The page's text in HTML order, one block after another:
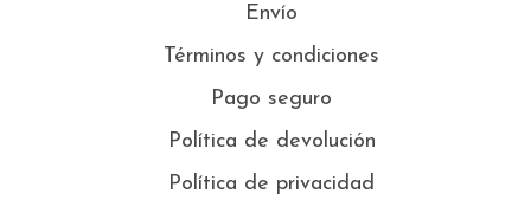
Envío
Términos y condiciones
Pago seguro
Política de devolución
Política de privacidad